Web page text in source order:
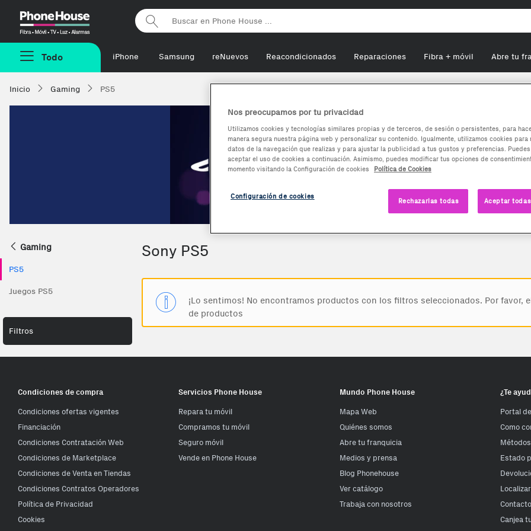
Phonehouse
Todo iPhone Samsung reNuevos Reacondicionados Reparaciones Fibra + móvil Abre tu
Inicio Gaming PS5
Gaming
PS5
Juegos PS5
Filtros
Sony PS5
¡Lo sentimos! No encontramos productos con los filtros seleccionados. Por favor,
de productos
Condiciones de compra
Condiciones ofertas vigentes
Financiación
Condiciones Contratación Web
Condiciones de Marketplace
Condiciones de Venta en Tiendas
Condiciones Contratos Operadores
Política de Privacidad
Cookies
Servicios Phone House
Repara tu móvil
Compramos tu móvil
Seguro móvil
Vende en Phone House
Mundo Phone House
Mapa Web
Quiénes somos
Abre tu franquicia
Medios y prensa
Blog Phonehouse
Ver catálogo
Trabaja con nosotros
¿Te
Portal
Como
Estado
Contacto
Canjea
Nos preocupamos por tu privacidad
Utilizamos cookies y tecnologías similares propias y de terceros, de sesión o persistentes, para
manera segura nuestra página web y personalizar su contenido. Igualmente, utilizamos cookies para
datos de la navegación que realizas y para ajustar la publicidad a tus gustos y preferencias.
aceptar el uso de cookies a continuación. Asimismo, puedes modificar tus opciones de
momento visitando la Configuración de cookies
Política de Cookies
Rechazarlas todas Aceptar
Configuración de cookies